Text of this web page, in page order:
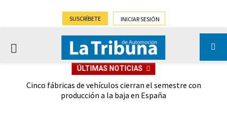
SUSCRÍBETE INICIAR SESIÓN
PRIMARY
ÚLTIMAS NOTICIAS
Cinco fábricas de vehículos cierran el semestre con
producción a la baja en España